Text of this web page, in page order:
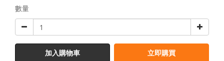
數量
加入購物車 立即購買